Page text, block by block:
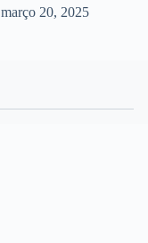
março 20, 2025